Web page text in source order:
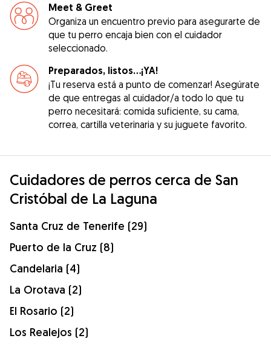
Meet & Greet
Organiza un encuentro previo para asegurarte de
que tu perro encaja bien con el cuidador
seleccionado.
Preparados, listos...¡YA!
¡Tu reserva está a punto de comenzar! Asegúrate
de que entregas al cuidador/a todo lo que tu
perro necesitará: comida suficiente, su cama,
correa, cartilla veterinaria y su juguete favorito.
Cuidadores de perros cerca de San
Cristóbal de La Laguna
Santa Cruz de Tenerife (29)
Puerto de la Cruz (8)
Candelaria (4)
La Orotava (2)
El Rosario (2)
Los Realejos (2)